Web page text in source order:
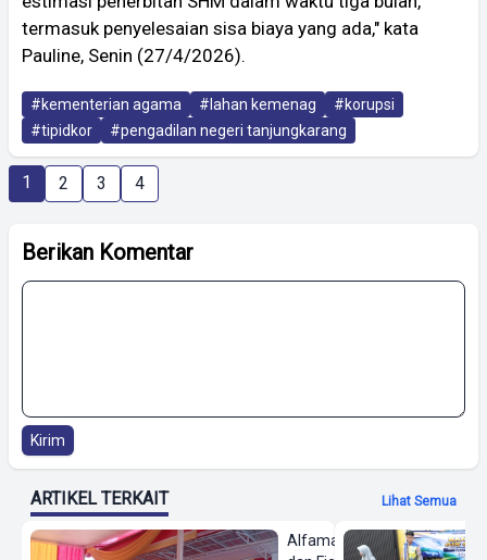
termasuk penyelesaian sisa biaya yang ada," kata
Pauline, Senin (27/4/2026).
#kementerian agama #lahan kemenag
#korupsi
#tipidkor
#pengadilan negeri tanjungkarang
1 2 3 4
Berikan Komentar
Kirim
ARTIKEL TERKAIT Lihat Semua
Alfamart